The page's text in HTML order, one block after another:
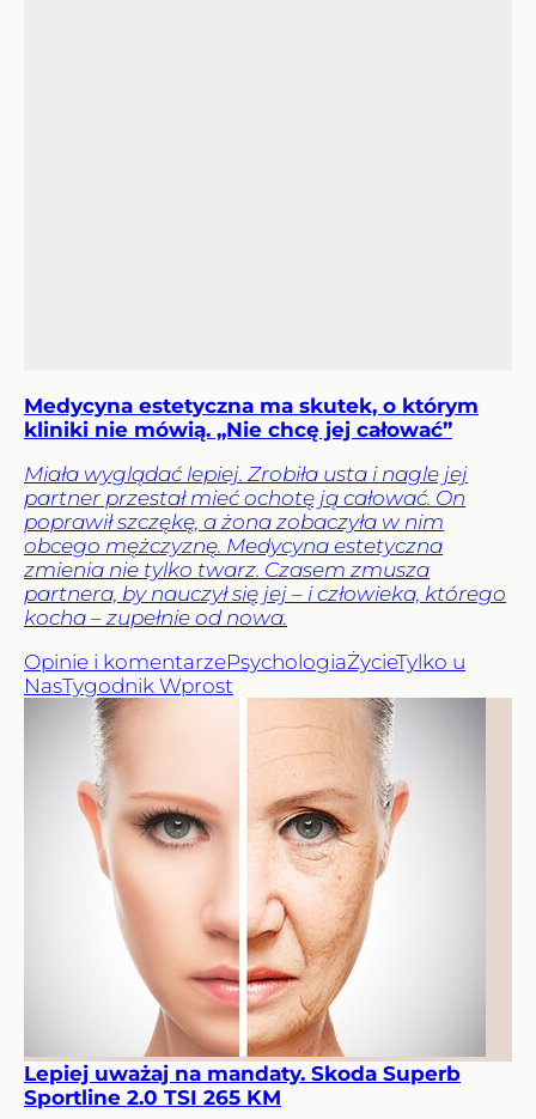
Medycyna estetyczna ma skutek, o którym
kliniki nie mówią. „Nie chcę jej całować”
Miała wyglądać lepiej. Zrobiła usta i nagle jej
partner przestał mieć ochotę ją całować. On
poprawił szczękę, a żona zobaczyła w nim
obcego mężczyznę. Medycyna estetyczna
zmienia nie tylko twarz. Czasem zmusza
partnera, by nauczył się jej – i człowieka, którego
kocha – zupełnie od nowa.
Opinie i komentarzePsychologiaŻycieTylko u
NasTygodnik Wprost
Lepiej uważaj na mandaty. Skoda Superb
Sportline 2.0 TSI 265 KM